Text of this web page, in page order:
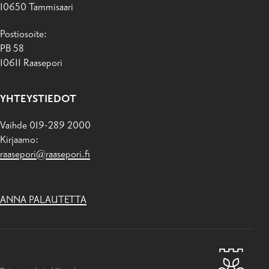
10650 Tammisaari
Postiosoite:
PB 58
10611 Raasepori
YHTEYSTIEDOT
Vaihde 019-289 2000
Kirjaamo:
raasepori@raasepori.fi
ANNA PALAUTETTA